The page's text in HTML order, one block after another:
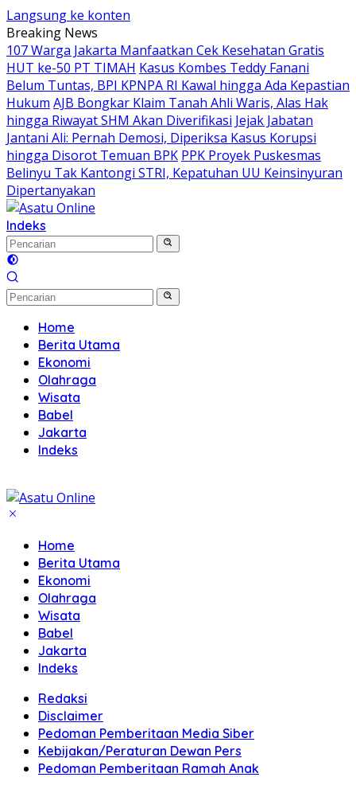
Langsung ke konten
Breaking News
107 Warga Jakarta Manfaatkan Cek Kesehatan Gratis
HUT ke-50 PT TIMAH Kasus Kombes Teddy Fanani
Belum Tuntas, BPI KPNPA RI Kawal hingga Ada Kepastian
Hukum AJB Bongkar Klaim Tanah Ahli Waris, Alas Hak
hingga Riwayat SHM Akan Diverifikasi Jejak Jabatan
Jantani Ali: Pernah Demosi, Diperiksa Kasus Korupsi
hingga Disorot Temuan BPK PPK Proyek Puskesmas
Belinyu Tak Kantongi STRI, Kepatuhan UU Keinsinyuran
Dipertanyakan
Indeks
Home
Berita Utama
Ekonomi
Olahraga
Wisata
Babel
Jakarta
Indeks
Home
Berita Utama
Ekonomi
Olahraga
Wisata
Babel
Jakarta
Indeks
Redaksi
Disclaimer
Pedoman Pemberitaan Media Siber
Kebijakan/Peraturan Dewan Pers
Pedoman Pemberitaan Ramah Anak